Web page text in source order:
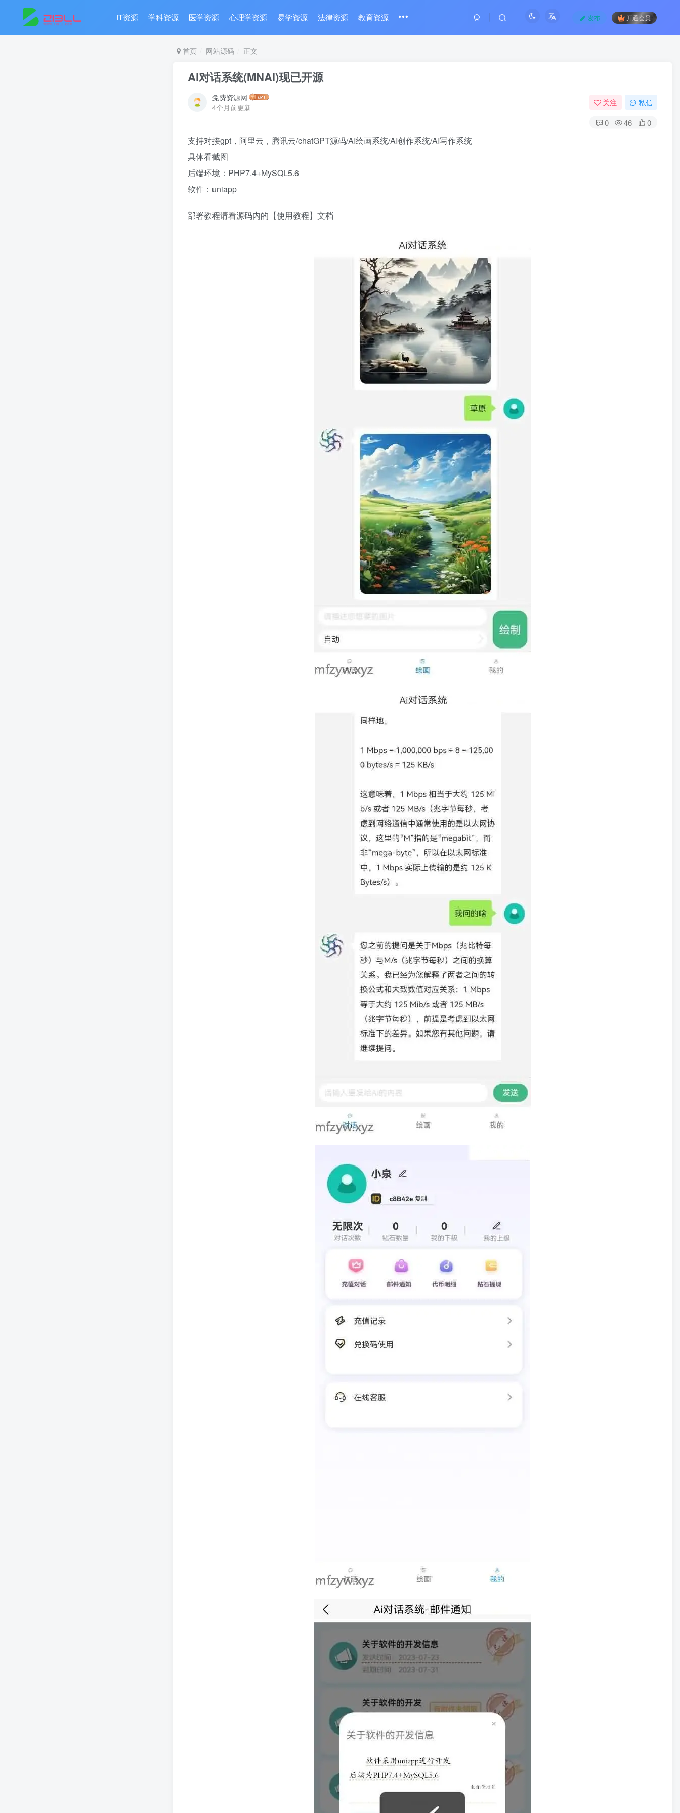
IT资源 学科资源 医学资源 心理学资源 易学资源 法律资源 教育资源 发布 开通会员
首页 网站源码 正文
Ai对话系统(MNAi)现已开源
免费资源网
4个月前更新
关注 私信
0 46 0
支持对接gpt，阿里云，腾讯云/chatGPT源码/AI绘画系统/AI创作系统/AI写作系统
具体看截图
后端环境：PHP7.4+MySQL5.6
软件：uniapp
部署教程请看源码内的【使用教程】文档